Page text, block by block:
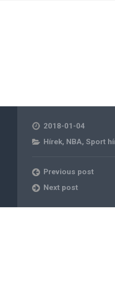
2018-01-04
Hírek, NBA,Sport
Previous post
Next post